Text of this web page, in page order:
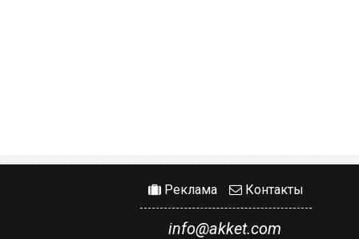
Реклама Контакты
info@akket.com